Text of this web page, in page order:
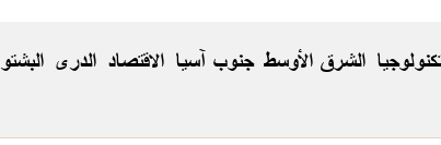
الاقتصاد جنوب آسيا الشرق الأوسط البشتو الدری